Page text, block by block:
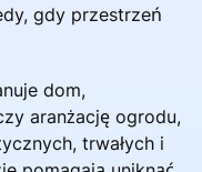
gdy przestrzeń
dom,
aranżację ogrodu,
trwałych i